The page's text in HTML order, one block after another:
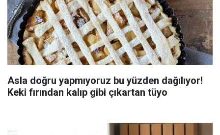
Asla doğru yapmıyoruz bu yüzden dağılıyor!
Keki fırından kalıp gibi çıkartan tüyo